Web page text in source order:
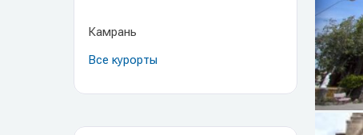
Камрань
Все курорты